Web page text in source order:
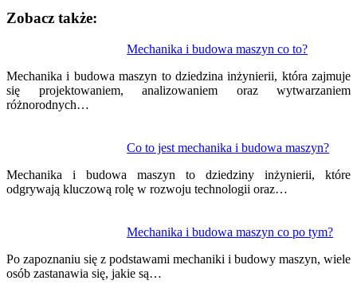
Zobacz także:
Mechanika i budowa maszyn co to?
Mechanika i budowa maszyn to dziedzina inżynierii, która zajmuje
się projektowaniem, analizowaniem oraz wytwarzaniem
różnorodnych…
Co to jest mechanika i budowa maszyn?
Mechanika i budowa maszyn to dziedziny inżynierii, które
odgrywają kluczową rolę w rozwoju technologii oraz…
Mechanika i budowa maszyn co po tym?
Po zapoznaniu się z podstawami mechaniki i budowy maszyn, wiele
osób zastanawia się, jakie są…
wpisu